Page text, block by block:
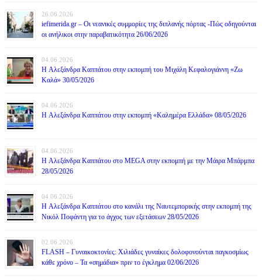
26.06.2026
iefimerida.gr – Οι νεανικές συμμορίες της διπλανής πόρτας -Πώς οδηγούνται
οι ανήλικοι στην παραβατικότητα 26/06/2026
04.06.2026
H Αλεξάνδρα Καππάτου στην εκπομπή του Μιχάλη Κεφαλογιάννη «Ζω
Καλά» 30/05/2026
04.06.2026
H Αλεξάνδρα Καππάτου στην εκπομπή «Καλημέρα Ελλάδα» 08/05/2026
04.06.2026
H Αλεξάνδρα Καππάτου στο MEGA στην εκπομπή με την Μάιρα Mπάρμπα
28/05/2026
04.06.2026
H Αλεξάνδρα Καππάτου στο κανάλι της Ναυτεμπορικής στην εκπομπή της
Νικόλ Ποφάντη για το άγχος των εξετάσεων 28/05/2026
02.06.2026
FLASH – Γυναικοκτονίες: Χιλιάδες γυναίκες δολοφονούνται παγκοσμίως
κάθε χρόνο – Τα «σημάδια» πριν το έγκλημα 02/06/2026